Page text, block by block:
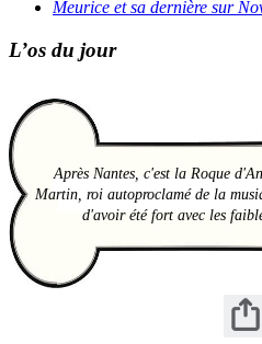
Meurice et sa dernière sur
L’os du jour
Après Nantes, c'est la Roque
Martin, roi autoproclamé de la
d'avoir été fort avec les